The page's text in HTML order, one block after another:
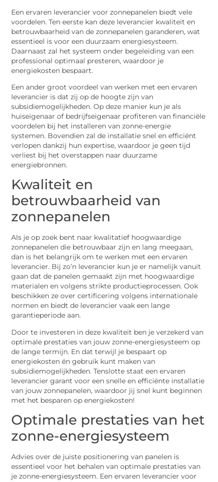
Een ervaren leverancier voor zonnepanelen biedt vele
voordelen. Ten eerste kan deze leverancier kwaliteit en
betrouwbaarheid van de zonnepanelen garanderen, wat
essentieel is voor een duurzaam energiesysteem.
Daarnaast zal het systeem onder begeleiding van een
professional optimaal presteren, waardoor je
energiekosten bespaart.
Een ander groot voordeel van werken met een ervaren
leverancier is dat zij op de hoogte zijn van
subsidiemogelijkheden. Op deze manier kun je als
huiseigenaar of bedrijfseigenaar profiteren van financiële
voordelen bij het installeren van zonne-energie
systemen. Bovendien zal de installatie snel en efficiënt
verlopen dankzij hun expertise, waardoor je geen tijd
verliest bij het overstappen naar duurzame
energiebronnen.
Kwaliteit en
betrouwbaarheid van
zonnepanelen
Als je op zoek bent naar kwalitatief hoogwaardige
zonnepanelen die betrouwbaar zijn en lang meegaan,
dan is het belangrijk om te werken met een ervaren
leverancier. Bij zo’n leverancier kun je er namelijk vanuit
gaan dat de panelen gemaakt zijn met hoogwaardige
materialen en volgens strikte productieprocessen. Ook
beschikken ze over certificering volgens internationale
normen en biedt de leverancier vaak een lange
garantieperiode aan.
Door te investeren in deze kwaliteit ben je verzekerd van
optimale prestaties van jouw zonne-energiesysteem op
de lange termijn. En dat terwijl je bespaart op
energiekosten én gebruik kunt maken van
subsidiemogelijkheden. Tenslotte staat een ervaren
leverancier garant voor een snelle en efficiënte installatie
van jouw zonnepanelen, waardoor jij snel kunt beginnen
met het besparen op energiekosten!
Optimale prestaties van het
zonne-energiesysteem
Advies over de juiste positionering van panelen is
essentieel voor het behalen van optimale prestaties van
je zonne-energiesysteem. Een ervaren leverancier voor